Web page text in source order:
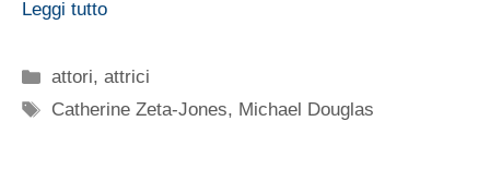
Leggi tutto
Categorie
attori,attrici
Tag
Catherine Zeta-Jones, Michael Douglas